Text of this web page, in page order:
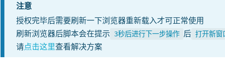
注意
授权完毕后需要刷新一下浏览器重新载入才可正常使用
刷新浏览器后脚本会在提示
3秒后进行下一步操作 后 打开新窗
请点击这里查看解决方案